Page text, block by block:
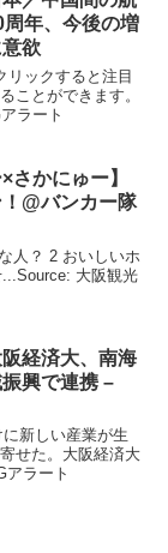
年、今後の増
欲
ックすると注目
ことができます。
ラート
さかにゅー】
@バンカー隊
人？ 2 おいしいホ
大阪観光
経済大、南海
振興で連携 –
新しい産業が生
せた。大阪経済大
ラート